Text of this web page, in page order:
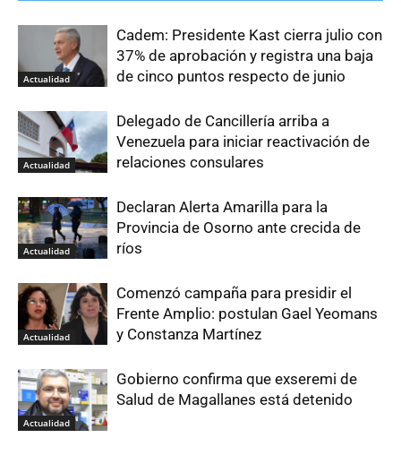
Actualidad
Cadem: Presidente Kast cierra julio con
37% de aprobación y registra una baja
de cinco puntos respecto de junio
Actualidad
Delegado de Cancillería arriba a
Venezuela para iniciar reactivación de
relaciones consulares
Actualidad
Declaran Alerta Amarilla para la
Provincia de Osorno ante crecida de
ríos
Actualidad
Comenzó campaña para presidir el
Frente Amplio: postulan Gael Yeomans
y Constanza Martínez
Actualidad
Gobierno confirma que exseremi de
Salud de Magallanes está detenido